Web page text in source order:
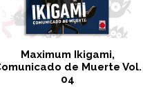
Maximum Ikigami,
de Muerte Vol.
04